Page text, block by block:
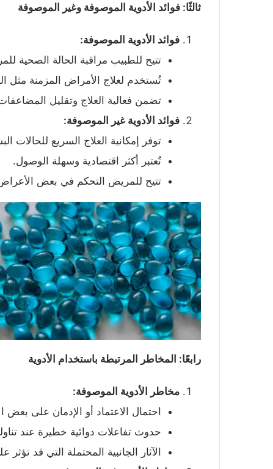
ثالثًا: فوائد الأدوية الموصوفة وغير الموصوفة
فوائد الأدوية الموصوفة:
تتيح للطبيب مراقبة الحالة الصحية
تُستخدم لعلاج الأمراض المزمنة مثل
تضمن فعالية العلاج وتقليل
فوائد الأدوية غير الموصوفة:
توفر إمكانية العلاج السريع للحالات
تُعتبر أكثر اقتصادية وسهلة الوصول.
تتيح للمريض التحكم في بعض
رابعًا: المخاطر المرتبطة باستخدام الأدوية
مخاطر الأدوية الموصوفة:
احتمال الاعتماد أو الإدمان على بعض
حدوث تفاعلات دوائية خطيرة عند
الآثار الجانبية المحتملة التي قد